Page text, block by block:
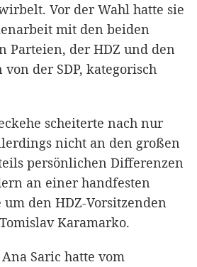
Vor der Wahl hatte sie
mit den beiden
Parteien, der HDZ und den
der SDP, kategorisch
scheiterte nach nur
nicht an den großen
persönlichen Differenzen
an einer handfesten
den HDZ-Vorsitzenden
Karamarko.
Saric hatte vom